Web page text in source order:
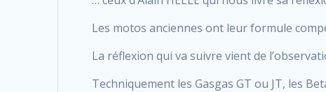
Les motos anciennes ont leur formule
La réflexion qui va suivre vient de
Techniquement les Gasgas GT ou JT, les